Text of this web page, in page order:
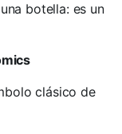
botella: es un
clásico de